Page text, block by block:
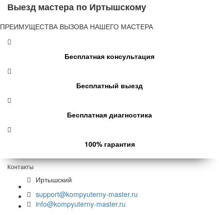
Выезд мастера по Иртышскому
ПРЕИМУЩЕСТВА ВЫЗОВА НАШЕГО МАСТЕРА
Бесплатная консультация
Бесплатный выезд
Бесплатная диагностика
100% гарантия
Контакты
Иртышский
support@kompyuterny-master.ru
info@kompyuterny-master.ru